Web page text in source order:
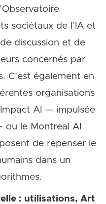
sociétaux de l’IA et
discussion et de
concernés par
C’est également en
organisations
AI — impulsée
le Montreal AI
de repenser le
dans un
: utilisations, Art